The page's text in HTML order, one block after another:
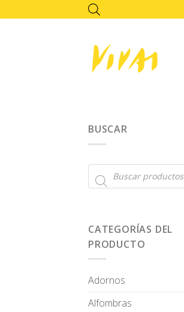
to
BUSCAR
Búsqueda
de
CATEGORÍAS DEL
PRODUCTO
Adornos
Alfombras